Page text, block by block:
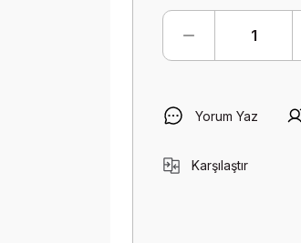
Yorum Yaz
Karşılaştır